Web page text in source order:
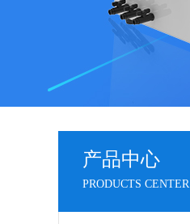
产品中心
PRODUCTS CENTER